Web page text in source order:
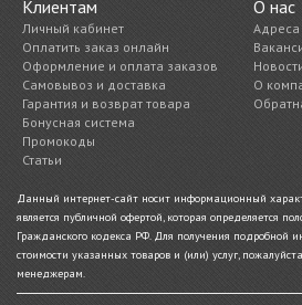
Клиентам
Личный кабинет
Оплатить заказ онлайн
Оформление и оплата заказов
Самовывоз и доставка
Гарантия и возврат товара
Бонусная система
Промокоды
Статьи
О нас
Адреса
О
Данный интернет-сайт носит информационный
является публичной офертой, которая определяется
Гражданского кодекса РФ. Для получения подробной
стоимости указанных товаров и (или) услуг,
менеджерам.